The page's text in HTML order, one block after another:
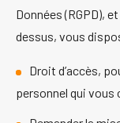
Données (RGPD),
dessus, vous
Droit d’accès,
personnel qui vous